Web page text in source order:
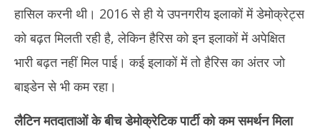
हासिल करनी थी। 2016 से ही ये उपनगरीय इलाकों में डेमोक्रेट्स
को बढ़त मिलती रही है, लेकिन हैरिस को इन इलाकों में अपेक्षित
भारी बढ़त नहीं मिल पाई। कई इलाकों में तो हैरिस का अंतर जो
बाइडेन से भी कम रहा।
लैटिन मतदाताओं के बीच डेमोक्रेटिक पार्टी को कम समर्थन मिला